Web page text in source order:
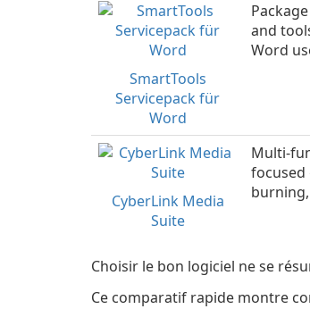
SmartTools
Servicepack für
Word
and
Word
CyberLink Media
Suite
Multi-
focused
Choisir le bon logiciel ne se
Ce comparatif rapide montre